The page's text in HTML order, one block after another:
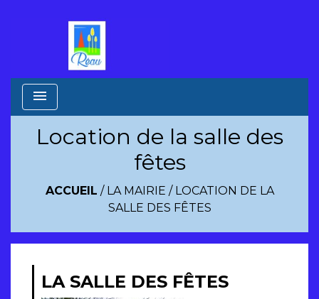
menu
Location de la salle des
fêtes
ACCUEIL / LA MAIRIE / LOCATION DE LA
SALLE DES FÊTES
LA SALLE DES FÊTES